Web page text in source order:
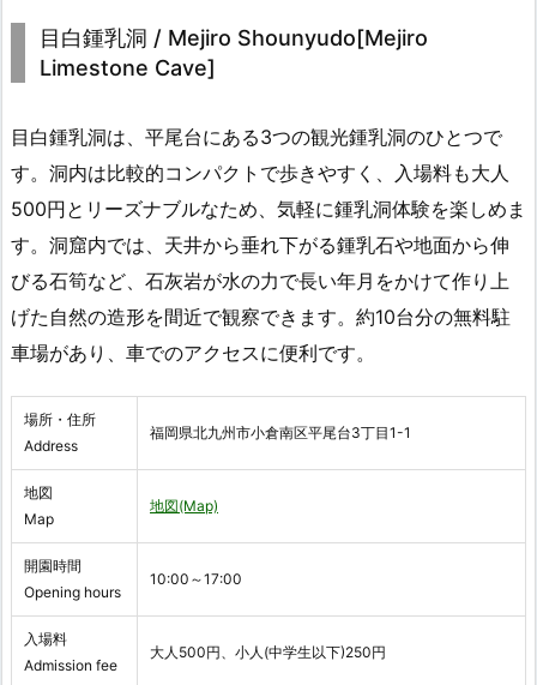
目白鍾乳洞 / Mejiro Shounyudo[Mejiro
Limestone Cave]
目白鍾乳洞は、平尾台にある3つの観光鍾乳洞のひとつで
す。洞内は比較的コンパクトで歩きやすく、入場料も大人
500円とリーズナブルなため、気軽に鍾乳洞体験を楽しめま
す。洞窟内では、天井から垂れ下がる鍾乳石や地面から伸
びる石筍など、石灰岩が水の力で長い年月をかけて作り上
げた自然の造形を間近で観察できます。約10台分の無料駐
車場があり、車でのアクセスに便利です。
場所・住所
Address
福岡県北九州市小倉南区平尾台3丁目1-1
地図
Map
地図(Map)
開園時間
Opening hours
10:00～17:00
入場料
Admission fee
大人500円、小人(中学生以下)250円